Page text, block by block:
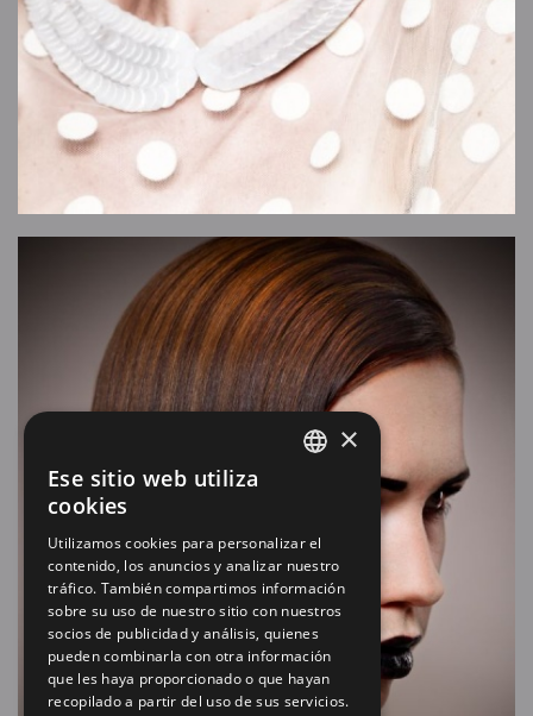
×
Ese sitio web utiliza
cookies
Utilizamos cookies para personalizar el
contenido, los anuncios y analizar nuestro
tráfico. También compartimos información
sobre su uso de nuestro sitio con nuestros
socios de publicidad y análisis, quienes
pueden combinarla con otra información
que les haya proporcionado o que hayan
recopilado a partir del uso de sus servicios.